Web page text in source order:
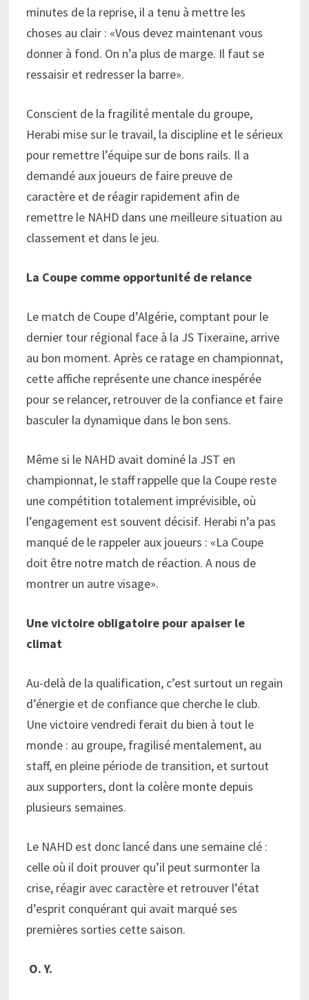
minutes de la reprise, il a tenu à mettre les
choses au clair : «Vous devez maintenant vous
donner à fond. On n’a plus de marge. Il faut se
ressaisir et redresser la barre».
Conscient de la fragilité mentale du groupe,
Herabi mise sur le travail, la discipline et le sérieux
pour remettre l’équipe sur de bons rails. Il a
demandé aux joueurs de faire preuve de
caractère et de réagir rapidement afin de
remettre le NAHD dans une meilleure situation au
classement et dans le jeu.
La Coupe comme opportunité de relance
Le match de Coupe d’Algérie, comptant pour le
dernier tour régional face à la JS Tixeraïne, arrive
au bon moment. Après ce ratage en championnat,
cette affiche représente une chance inespérée
pour se relancer, retrouver de la confiance et faire
basculer la dynamique dans le bon sens.
Même si le NAHD avait dominé la JST en
championnat, le staff rappelle que la Coupe reste
une compétition totalement imprévisible, où
l’engagement est souvent décisif. Herabi n’a pas
manqué de le rappeler aux joueurs : «La Coupe
doit être notre match de réaction. A nous de
montrer un autre visage».
Une victoire obligatoire pour apaiser le
climat
Au-delà de la qualification, c’est surtout un regain
d’énergie et de confiance que cherche le club.
Une victoire vendredi ferait du bien à tout le
monde : au groupe, fragilisé mentalement, au
staff, en pleine période de transition, et surtout
aux supporters, dont la colère monte depuis
plusieurs semaines.
Le NAHD est donc lancé dans une semaine clé :
celle où il doit prouver qu’il peut surmonter la
crise, réagir avec caractère et retrouver l’état
d’esprit conquérant qui avait marqué ses
premières sorties cette saison.
O. Y.